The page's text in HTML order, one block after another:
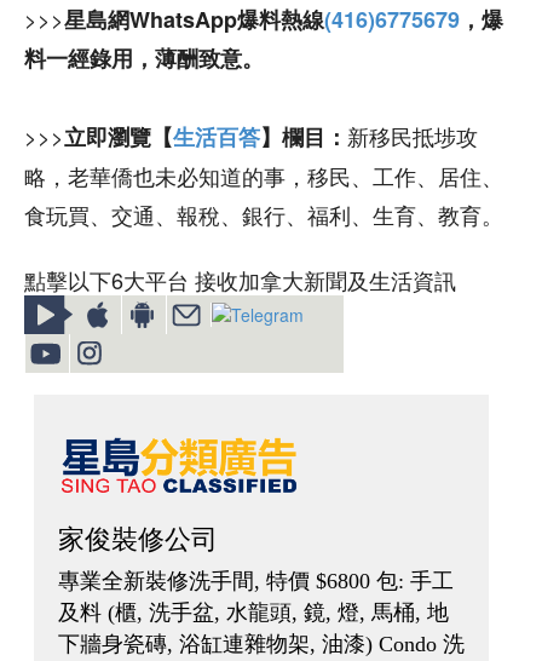
>>>星島網WhatsApp爆料熱線(416)6775679 ，爆
料一經錄用，薄酬致意。
>>>立即瀏覽【生活百答】欄目： 新移民抵埗攻
略，老華僑也未必知道的事，移民、工作、居住、
食玩買、交通、報稅、銀行、福利、生育、教育。
點擊以下6大平台 接收加拿大新聞及生活資訊